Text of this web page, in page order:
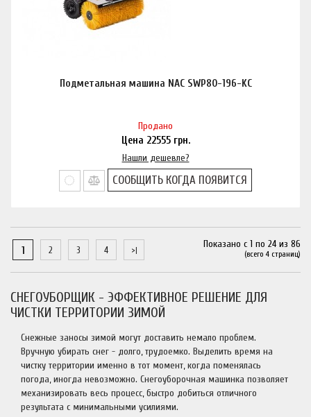
Подметальная машина NAC SWP80-196-KC
Продано
Цена 22555грн.
Нашли дешевле?
СООБЩИТЬ КОГДА ПОЯВИТСЯ
1 2 3 4
Показано с 1 по 24 из 86
(всего 4 страниц)
СНЕГОУБОРЩИК - ЭФФЕКТИВНОЕ РЕШЕНИЕ ДЛЯ
ЧИСТКИ ТЕРРИТОРИИ ЗИМОЙ
Снежные заносы зимой могут доставить немало проблем.
Вручную убирать снег - долго, трудоемко. Выделить время на
чистку территории именно в тот момент, когда поменялась
погода, иногда невозможно. Снегоуборочная машинка позволяет
механизировать весь процесс, быстро добиться отличного
результата с минимальными усилиями.